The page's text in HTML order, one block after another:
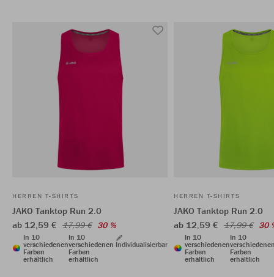
HERREN T-SHIRTS
JAKO Tanktop Run 2.0
ab 12,59 € 17,99 € 30 %
In 10
verschiedenen
Farben
erhältlich
In 10
verschiedenen
Farben
erhältlich
Individualisierbar
HERREN T-SHIRTS
JAKO Tanktop Run 2.0
ab 12,59 € 17,99 € 30
In 10
verschiedenen
Farben
erhältlich
In 10
Farben
erhältlich